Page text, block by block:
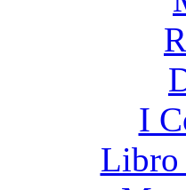
I
Libro